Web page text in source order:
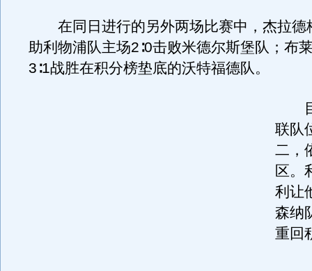
在同日进行的另外两场比赛中，杰拉德
助利物浦队主场2∶0击败米德尔斯堡队；布
3∶1战胜在积分榜垫底的沃特福德队。
目
联队
二，
区。
利让
森纳
重回